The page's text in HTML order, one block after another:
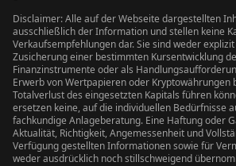
Disclaimer: Alle auf der Webseite dargestellten
ausschließlich der Information und stellen keine
Verkaufsempfehlungen dar. Sie sind weder
Zusicherung einer bestimmten Kursentwicklung
Finanzinstrumente oder als
Erwerb von Wertpapieren oder Kryptowährungen
Totalverlust des eingesetzten Kapitals führen
ersetzen keine, auf die individuellen Bedürfnisse
fachkundige Anlageberatung. Eine Haftung oder
Aktualität, Richtigkeit, Angemessenheit und
Verfügung gestellten Informationen sowie für
weder ausdrücklich noch stillschweigend